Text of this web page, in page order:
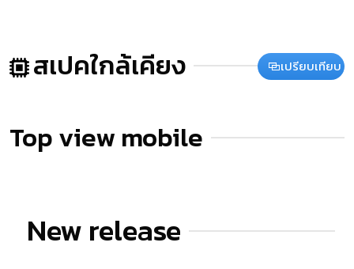
สเปคใกล้เคียง เปรียบเทียบ
Top view mobile
New release